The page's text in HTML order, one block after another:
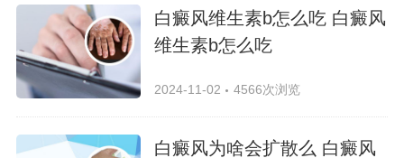
白癜风维生素b怎么吃 白癜风
维生素b怎么吃
2024-11-02 4566次浏览
白癜风为啥会扩散么 白癜风